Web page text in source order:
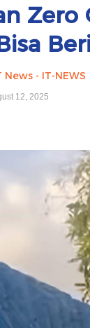
Zero
News - IT-NEWS
12, 2025